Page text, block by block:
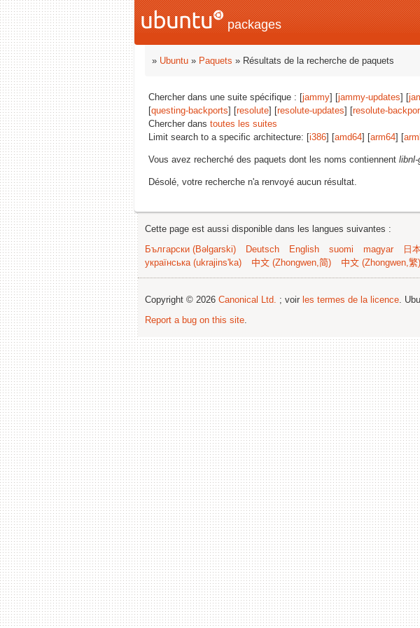
packages
» Ubuntu » Paquets » Résultats de la recherche de paquets
Chercher dans une suite spécifique : [jammy] [jammy-updates] [
[questing-backports] [resolute] [resolute-updates] [resolute-
Chercher dans toutes les suites
Limit search to a specific architecture: [i386] [amd64] [arm64] [
Vous avez recherché des paquets dont les noms contiennent libnl-
Désolé, votre recherche n'a renvoyé aucun résultat.
Cette page est aussi disponible dans les langues suivantes :
Български (Bəlgarski)
Deutsch English suomi magyar 日
українська (ukrajins'ka)
中文 (Zhongwen,简) 中文 (Zhongwen,繁)
Copyright © 2026 Canonical Ltd. ; voir les termes de la licence.
Report a bug on this site.